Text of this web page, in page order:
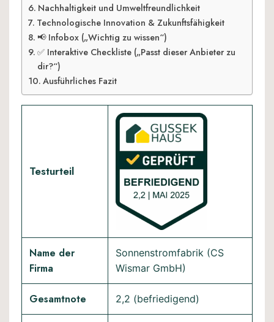
Nachhaltigkeit und Umweltfreundlichkeit
Technologische Innovation & Zukunftsfähigkeit
📢 Infobox („Wichtig zu wissen“)
✅ Interaktive Checkliste („Passt dieser Anbieter zu
dir?“)
Ausführliches Fazit
Testurteil
Name der
Firma
Sonnenstromfabrik (CS
Wismar GmbH)
Gesamtnote 2,2 (befriedigend)